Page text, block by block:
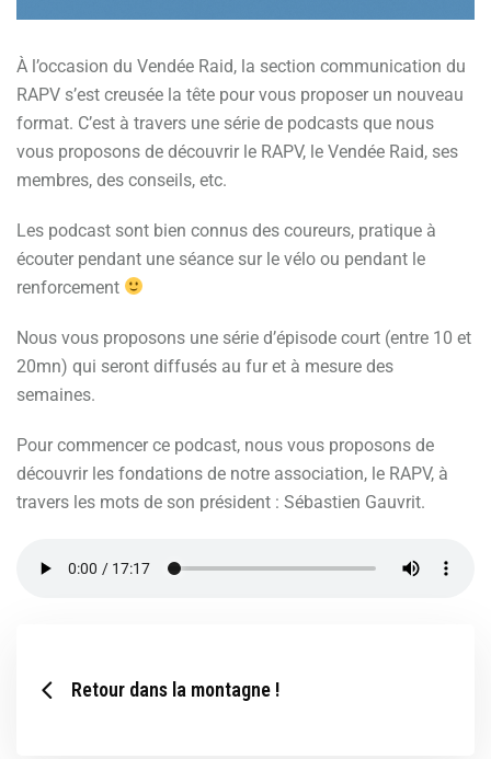
À l’occasion du Vendée Raid, la section communication du
RAPV s’est creusée la tête pour vous proposer un nouveau
format. C’est à travers une série de podcasts que nous
vous proposons de découvrir le RAPV, le Vendée Raid, ses
membres, des conseils, etc.
Les podcast sont bien connus des coureurs, pratique à
écouter pendant une séance sur le vélo ou pendant le
renforcement
Nous vous proposons une série d’épisode court (entre 10 et
20mn) qui seront diffusés au fur et à mesure des
semaines.
Pour commencer ce podcast, nous vous proposons de
découvrir les fondations de notre association, le RAPV, à
travers les mots de son président : Sébastien Gauvrit.
Retour dans la montagne !